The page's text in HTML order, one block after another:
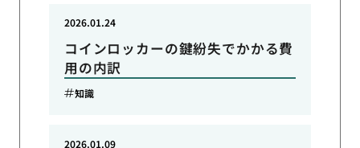
コインロッカーの鍵紛失でかかる費
用の内訳
2026.01.24
知識
2026.01.09